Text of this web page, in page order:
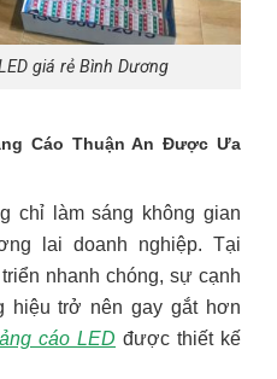
giá rẻ Bình Dương
Cáo Thuận An Được Ưa
chỉ làm sáng không gian
lai doanh nghiệp. Tại
nhanh chóng, sự cạnh
hiệu trở nên gay gắt hơn
cáo LED được thiết kế